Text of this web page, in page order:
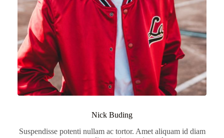
Nick Buding
Suspendisse potenti nullam ac tortor. Amet aliquam id diam